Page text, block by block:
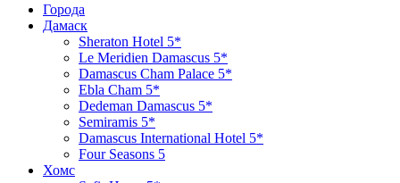
Города
Дамаск
Sheraton Hotel 5*
Le Meridien Damascus 5*
Damascus Cham Palace 5*
Ebla Cham 5*
Dedeman Damascus 5*
Semiramis 5*
Damascus International Hotel 5*
Four Seasons 5
Хомс